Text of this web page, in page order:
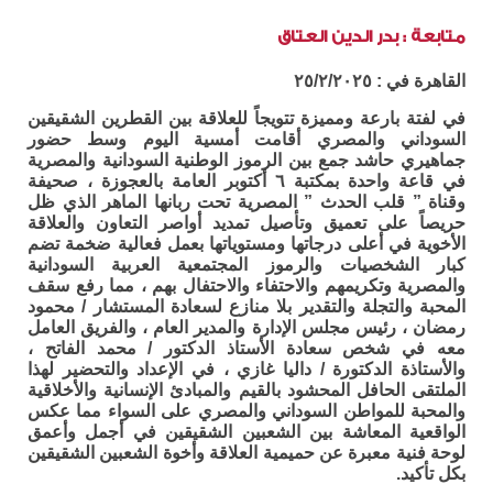
متابعة : بدر الدين العتاق
القاهرة في : ٢٥/٢/٢٠٢٥
في لفتة بارعة ومميزة تتويجاً للعلاقة بين القطرين الشقيقين
السوداني والمصري أقامت أمسية اليوم وسط حضور
جماهيري حاشد جمع بين الرموز الوطنية السودانية والمصرية
في قاعة واحدة بمكتبة ٦ أكتوبر العامة بالعجوزة ، صحيفة
وقناة ” قلب الحدث ” المصرية تحت ربانها الماهر الذي ظل
حريصاً على تعميق وتأصيل تمديد أواصر التعاون والعلاقة
الأخوية في أعلى درجاتها ومستوياتها بعمل فعالية ضخمة تضم
كبار الشخصيات والرموز المجتمعية العربية السودانية
والمصرية وتكريمهم والاحتفاء والاحتفال بهم ، مما رفع سقف
المحبة والتجلة والتقدير بلا منازع لسعادة المستشار / محمود
رمضان ، رئيس مجلس الإدارة والمدير العام ، والفريق العامل
معه في شخص سعادة الأستاذ الدكتور / محمد الفاتح ،
والأستاذة الدكتورة / داليا غازي ، في الإعداد والتحضير لهذا
الملتقى الحافل المحشود بالقيم والمبادئ الإنسانية والأخلاقية
والمحبة للمواطن السوداني والمصري على السواء مما عكس
الواقعية المعاشة بين الشعبين الشقيقين في أجمل وأعمق
لوحة فنية معبرة عن حميمية العلاقة وأخوة الشعبين الشقيقين
بكل تأكيد.